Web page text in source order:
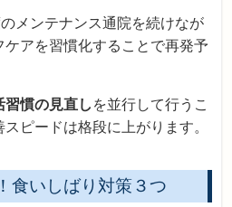
メンテナンス通院を続けなが
アを習慣化することで再発予
習慣の見直し を並行して行うこ
ピードは格段に上がります。
食いしばり対策３つ